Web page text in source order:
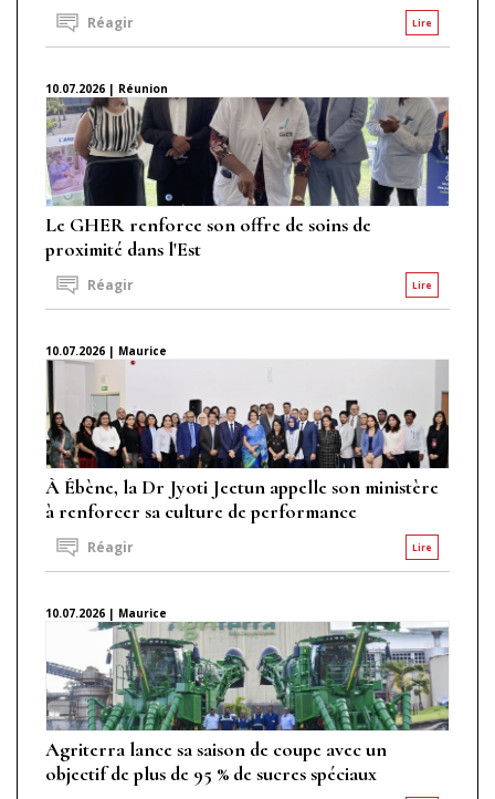
Lire
Réagir
10.07.2026 | Réunion
Le GHER renforce son offre de soins de
proximité dans l'Est
Lire
Réagir
10.07.2026 | Maurice
À Ébène, la Dr Jyoti Jeetun appelle son ministère
à renforcer sa culture de performance
Lire
Réagir
10.07.2026 | Maurice
Agriterra lance sa saison de coupe avec un
objectif de plus de 95 % de sucres spéciaux